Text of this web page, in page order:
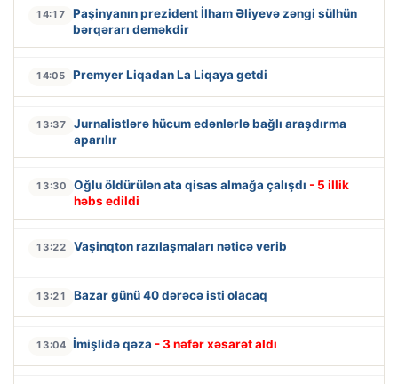
14:17
Paşinyanın prezident İlham Əliyevə zəngi sülhün
bərqərarı deməkdir
14:05 Premyer Liqadan La Liqaya getdi
13:37
Jurnalistlərə hücum edənlərlə bağlı araşdırma
aparılır
13:30 Oğlu öldürülən ata qisas almağa çalışdı - 5 illik
həbs edildi
13:22 Vaşinqton razılaşmaları nəticə verib
13:21 Bazar günü 40 dərəcə isti olacaq
13:04 İmişlidə qəza - 3 nəfər xəsarət aldı